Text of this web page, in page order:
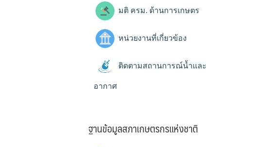
มติ ครม. ด้านการเกษตร
หน่วยงานที่เกี่ยวข้อง
ติดตามสถานการณ์น้ำและ
อากาศ
ฐานข้อมูลสภาเกษตรกรแห่งชาติ